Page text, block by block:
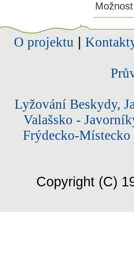
O projektu
Lyžování Beskydy,
Valašsko -
Frýdecko-Místecko
Copyright (C)